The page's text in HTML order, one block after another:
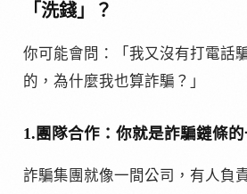
「洗錢」？
你可能會問：「我又沒有打電話
的，為什麼我也算詐騙？」
1.團隊合作：你就是詐騙鏈條
詐騙集團就像一間公司，有人負